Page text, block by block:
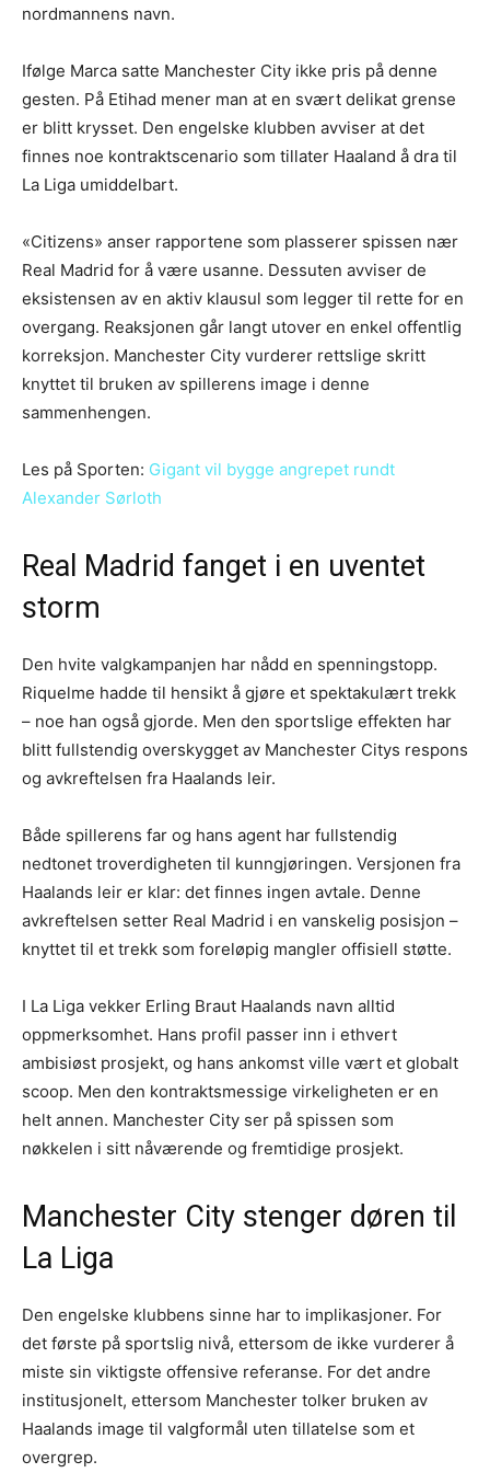
nordmannens navn.
Ifølge Marca satte Manchester City ikke pris på denne
gesten. På Etihad mener man at en svært delikat grense
er blitt krysset. Den engelske klubben avviser at det
finnes noe kontraktscenario som tillater Haaland å dra til
La Liga umiddelbart.
«Citizens» anser rapportene som plasserer spissen nær
Real Madrid for å være usanne. Dessuten avviser de
eksistensen av en aktiv klausul som legger til rette for en
overgang. Reaksjonen går langt utover en enkel offentlig
korreksjon. Manchester City vurderer rettslige skritt
knyttet til bruken av spillerens image i denne
sammenhengen.
Les på Sporten: Gigant vil bygge angrepet rundt
Alexander Sørloth
Real Madrid fanget i en uventet
storm
Den hvite valgkampanjen har nådd en spenningstopp.
Riquelme hadde til hensikt å gjøre et spektakulært trekk
– noe han også gjorde. Men den sportslige effekten har
blitt fullstendig overskygget av Manchester Citys respons
og avkreftelsen fra Haalands leir.
Både spillerens far og hans agent har fullstendig
nedtonet troverdigheten til kunngjøringen. Versjonen fra
Haalands leir er klar: det finnes ingen avtale. Denne
avkreftelsen setter Real Madrid i en vanskelig posisjon –
knyttet til et trekk som foreløpig mangler offisiell støtte.
I La Liga vekker Erling Braut Haalands navn alltid
oppmerksomhet. Hans profil passer inn i ethvert
ambisiøst prosjekt, og hans ankomst ville vært et globalt
scoop. Men den kontraktsmessige virkeligheten er en
helt annen. Manchester City ser på spissen som
nøkkelen i sitt nåværende og fremtidige prosjekt.
Manchester City stenger døren til
La Liga
Den engelske klubbens sinne har to implikasjoner. For
det første på sportslig nivå, ettersom de ikke vurderer å
miste sin viktigste offensive referanse. For det andre
institusjonelt, ettersom Manchester tolker bruken av
Haalands image til valgformål uten tillatelse som et
overgrep.